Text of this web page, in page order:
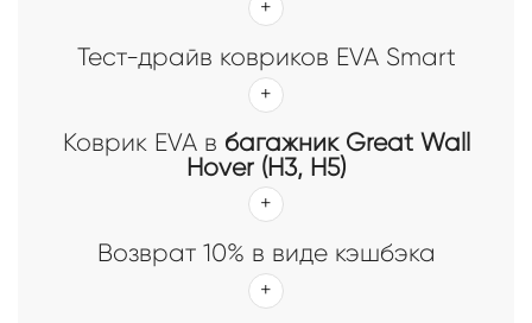
Тест-драйв ковриков EVA Smart
Коврик EVA в багажник Great Wall
Hover (H3, H5)
Возврат 10% в виде кэшбэка